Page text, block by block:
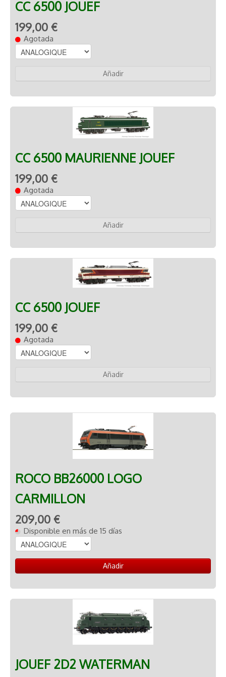
CC 6500 JOUEF
199,00 €
Agotada
Añadir
CC 6500 MAURIENNE JOUEF
199,00 €
Agotada
Añadir
CC 6500 JOUEF
199,00 €
Agotada
Añadir
ROCO BB26000 LOGO
CARMILLON
209,00 €
Disponible en más de 15 días
Añadir
JOUEF 2D2 WATERMAN